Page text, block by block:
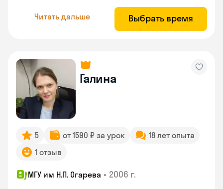
Читать дальше Выбрать время
Галина
5 от 1590 ₽ за урок
18 лет опыта
1 отзыв
МГУ им Н.П. Огарева • 2006 г.